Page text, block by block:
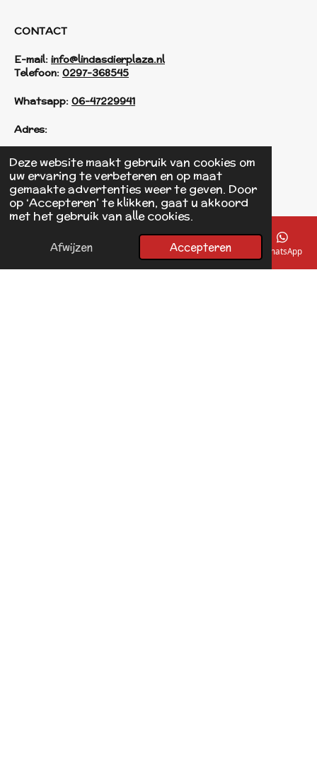
Deze website maakt gebruik van cookies om
uw ervaring te verbeteren en op maat
gemaakte advertenties weer te geven. Door
op ‘Accepteren’ te klikken, gaat u akkoord
met het gebruik van alle cookies.
Afwijzen Accepteren
CONTACT
E-mail: info@lindasdierplaza.nl
Telefoon: 0297-368545
Whatsapp: 06-47229941
Adres:
Einsteinstraat 125
1433 KH Kudelstaart
F
a
o
© 2017 - 2026 Linda's Dierplaza
E-mailadres Telefoonnummer Kaart Facebook WhatsApp